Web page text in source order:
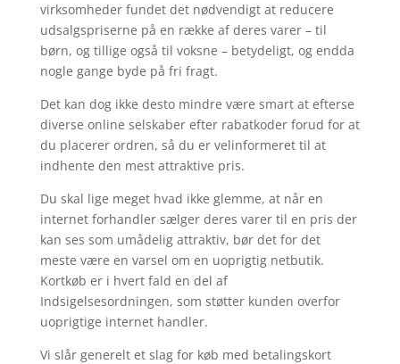
virksomheder fundet det nødvendigt at reducere
udsalgspriserne på en række af deres varer – til
børn, og tillige også til voksne – betydeligt, og endda
nogle gange byde på fri fragt.
Det kan dog ikke desto mindre være smart at efterse
diverse online selskaber efter rabatkoder forud for at
du placerer ordren, så du er velinformeret til at
indhente den mest attraktive pris.
Du skal lige meget hvad ikke glemme, at når en
internet forhandler sælger deres varer til en pris der
kan ses som umådelig attraktiv, bør det for det
meste være en varsel om en uoprigtig netbutik.
Kortkøb er i hvert fald en del af
Indsigelsesordningen, som støtter kunden overfor
uoprigtige internet handler.
Vi slår generelt et slag for køb med betalingskort